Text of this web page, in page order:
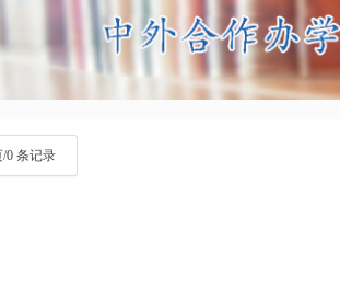
/0 条记录